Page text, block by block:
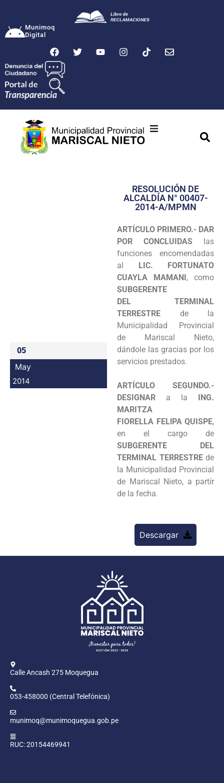
Munimoq
Digital
Transparencia
Programas
Intranet
05
May
2014
RESOLUCIÓN DE
ALCALDÍA N° 00407-
2014-A/MPMN
ARTÍCULO PRIMERO.- DAR
POR CONCLUIDAS las
funciones encomendadas
al LIC. FORTUNATO
CUAYLA MAMANI, como
SUBGERENTE
DEL TERMINAL
TERRESTRE de la
Municipalidad Provincial
de Mariscal Nieto,
dándole las gracias por los
servicios prestados.
ARTÍCULO SEGUNDO.-
DESIGNAR a la ING.
MARITZA
FIORELLA FELlPA QUISPE,
en el cargo de
SUBGERENTE DEL
TERMINAL TERRESTRE de
la Municipalidad Provincial
de Mariscal Nieto, a partír
de la fecha.
Descargar
Calle Ancash 275 Moquegua
053-458000 (Central Telefónica)
munimoq@munimoquegua.gob.pe
RUC: 20154469941